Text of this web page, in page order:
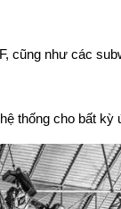
cũng như các
thống cho bất kỳ